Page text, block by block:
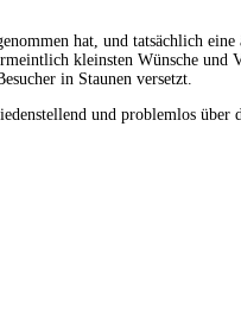
hat, und tatsächlich
kleinsten Wünsche und
in Staunen versetzt.
und problemlos über